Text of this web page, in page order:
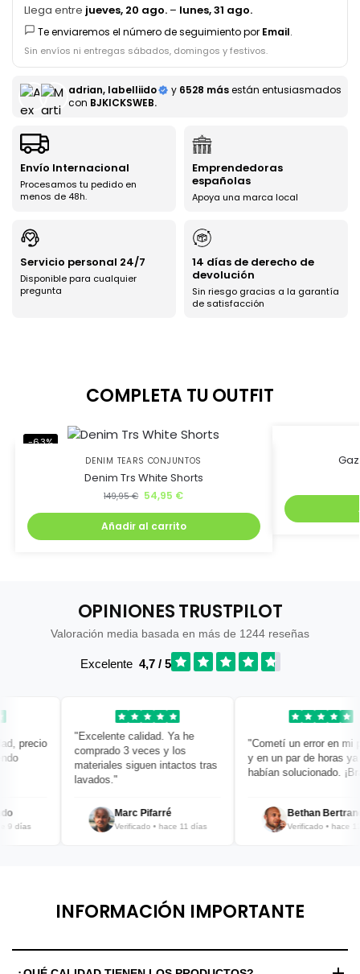
Llega entre jueves, 20 ago. – lunes, 31 ago.
Te enviaremos el número de seguimiento por Email.
Sin envíos ni entregas sábados, domingos y festivos.
adrian, labelliido y 6528 másestán entusiasmados
con BJKICKSWEB.
Envío Internacional
Procesamos tu pedido en
menos de 48h.
Emprendedoras
españolas
Apoya una marca local
Servicio personal 24/7
Disponible para cualquier
pregunta
14 días de derecho de
devolución
Sin riesgo gracias a la garantía
de satisfacción
COMPLETA TU OUTFIT
-63%
DENIM TEARS CONJUNTOS
Denim Trs White Shorts
149,95€ 54,95 €
Añadir al carrito
OPINIONES TRUSTPILOT
Valoración media basada en más de 1244 reseñas
Excelente 4,7 / 5
"Excelente calidad. Ya he
comprado 3 veces y los
materiales siguen intactos tras
lavados."
Marc Pifarré
Verificado • hace 11 días
"Cometí un error en mi
y en un par de horas ya lo
habían solucionado.
Bethan Bertrand
Verificado • hace 12
INFORMACIÓN IMPORTANTE
Ahorra uniéndote al
Además, recibirás lanzamientos exclusivos antes que
Quiero mi descuento